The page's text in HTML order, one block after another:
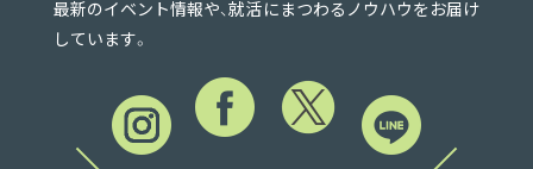
最新のイベント情報や、就活にまつわるノウハウをお届け
しています。